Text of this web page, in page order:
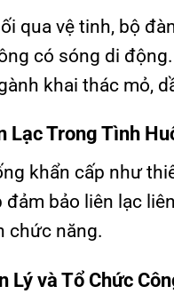
qua vệ tinh, bộ
có sóng di
khai thác mỏ,
Lạc Trong Tình
khẩn cấp như
bảo liên lạc
chức năng.
Lý và Tổ Chức